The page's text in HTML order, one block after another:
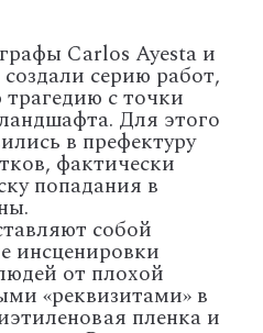
Carlos Ayesta и
серию работ,
с точки
Для этого
в префектуру
фактически
попадания в
собой
инсценировки
от плохой
«реквизитами» в
пленка и